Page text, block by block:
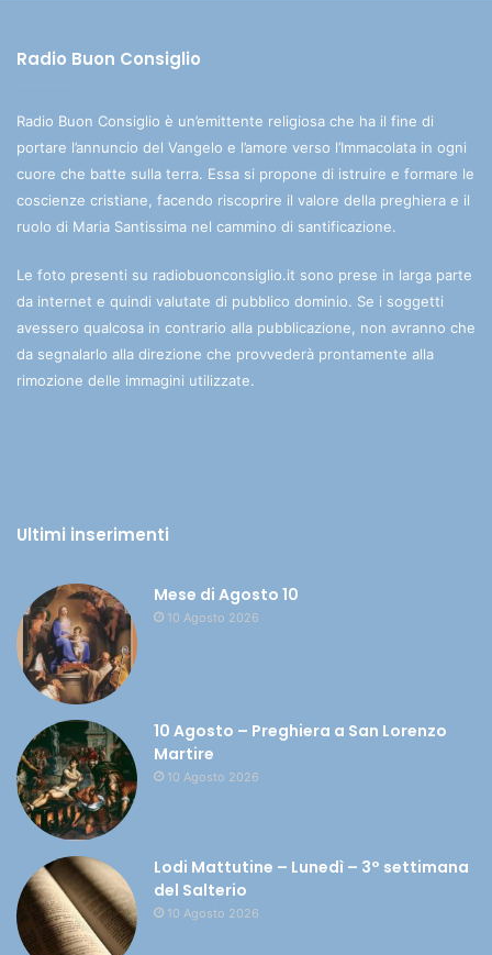
Radio Buon Consiglio
Radio Buon Consiglio è un’emittente religiosa che ha il fine di
portare l’annuncio del Vangelo e l’amore verso l’Immacolata in ogni
cuore che batte sulla terra. Essa si propone di istruire e formare le
coscienze cristiane, facendo riscoprire il valore della preghiera e il
ruolo di Maria Santissima nel cammino di santificazione.
Le foto presenti su radiobuonconsiglio.it sono prese in larga parte
da internet e quindi valutate di pubblico dominio. Se i soggetti
avessero qualcosa in contrario alla pubblicazione, non avranno che
da segnalarlo alla direzione che provvederà prontamente alla
rimozione delle immagini utilizzate.
Ultimi inserimenti
Mese di Agosto 10
10 Agosto 2026
10 Agosto – Preghiera a San Lorenzo
Martire
10 Agosto 2026
Lodi Mattutine – Lunedì – 3° settimana
del Salterio
10 Agosto 2026